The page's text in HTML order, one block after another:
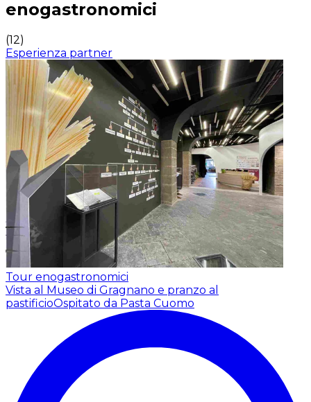
enogastronomici
(12)
Esperienza partner
Tour enogastronomici
Vista al Museo di Gragnano e pranzo al
pastificioOspitato da Pasta Cuomo